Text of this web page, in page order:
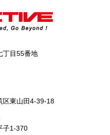
丁目55番地
区東山田4-39-18
子1-370